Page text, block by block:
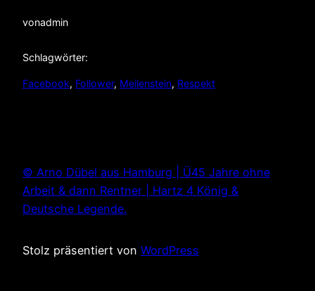
vonadmin
Schlagwörter:
Facebook, Follower, Meilenstein, Respekt
© Arno Dübel aus Hamburg | Ü45 Jahre ohne
Arbeit & dann Rentner | Hartz 4 König &
Deutsche Legende.
Stolz präsentiert von WordPress